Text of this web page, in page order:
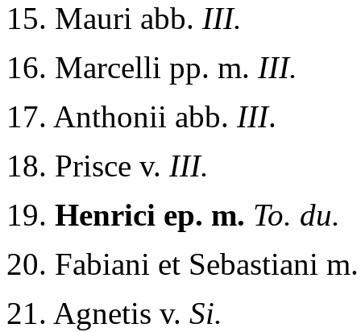
15. Mauri abb. III.
16. Marcelli pp. m. III.
17. Anthonii abb. III.
18. Prisce v. III.
19. Henrici ep. m. To. du.
20. Fabiani et Sebastiani
21. Agnetis v. Si.